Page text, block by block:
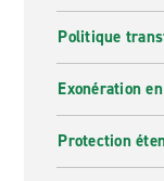
Politique
Exonération
Protection